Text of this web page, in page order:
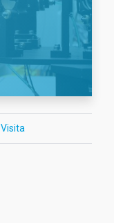
Visita